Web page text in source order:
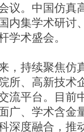
议。中国仿真
内集学术研讨
学术盛会。
，持续聚焦仿
所、高新技术
流平台。目前
广、学术含金
深度融合，推